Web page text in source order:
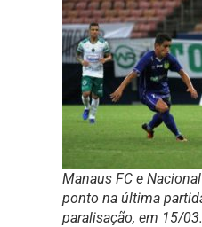
Manaus FC e
ponto na última
paralisação, em 15/